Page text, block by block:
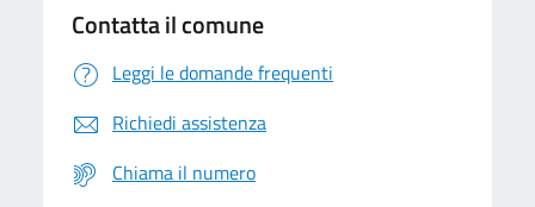
Contatta il comune
Leggi le domande frequenti
Richiedi assistenza
Chiama il numero